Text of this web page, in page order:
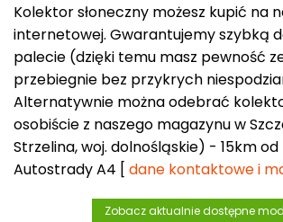
Kolektor słoneczny możesz kupić na
internetowej. Gwarantujemy szybką
palecie (dzięki temu masz pewność
przebiegnie bez przykrych
Alternatywnie można odebrać
osobiście z naszego magazynu w
Strzelina, woj. dolnośląskie) - 15km od
Autostrady A4 [ dane kontaktowe i
Zobacz aktualnie dostępne